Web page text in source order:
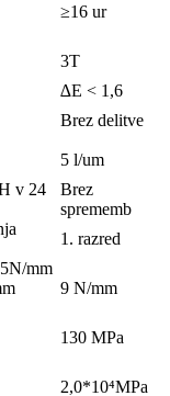
≥16 ur
3T
∆E < 1,6
Brez delitve
5 l/um
v 24
Brez
sprememb
1. razred
mm
9 N/mm
130 MPa
2,0*10⁴MPa